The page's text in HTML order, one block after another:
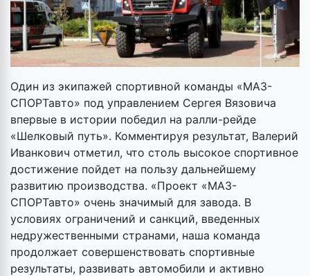
Один из экипажей спортивной команды «МАЗ-
СПОРТавто» под управлением Сергея Вязовича
впервые в истории победил на ралли-рейде
«Шелковый путь». Комментируя результат, Валерий
Иванкович отметил, что столь высокое спортивное
достижение пойдет на пользу дальнейшему
развитию производства. «Проект «МАЗ-
СПОРТавто» очень значимый для завода. В
условиях ограничений и санкций, введенных
недружественными странами, наша команда
продолжает совершенствовать спортивные
результаты, развивать автомобили и активно